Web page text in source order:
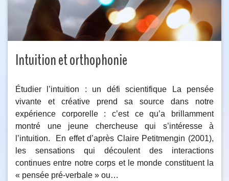
Intuition et orthophonie
Étudier l’intuition : un défi scientifique La pensée
vivante et créative prend sa source dans notre
expérience corporelle : c’est ce qu’a brillamment
montré une jeune chercheuse qui s’intéresse à
l’intuition. En effet d’après Claire Petitmengin (2001),
les sensations qui découlent des interactions
continues entre notre corps et le monde constituent la
« pensée pré-verbale » ou…